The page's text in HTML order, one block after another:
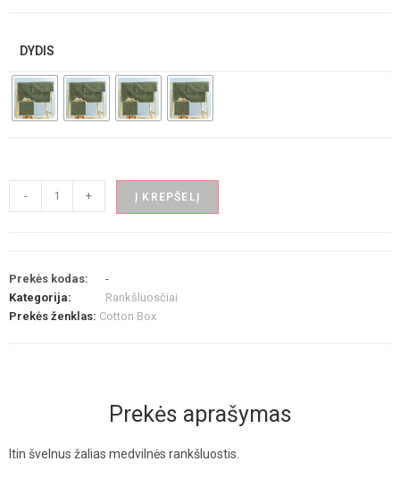
DYDIS
- + Į KREPŠELĮ
Prekės kodas:
-
Kategorija:
Rankšluosčiai
Prekės ženklas: Cotton Box
Prekės aprašymas
Itin švelnus žalias medvilnės rankšluostis.